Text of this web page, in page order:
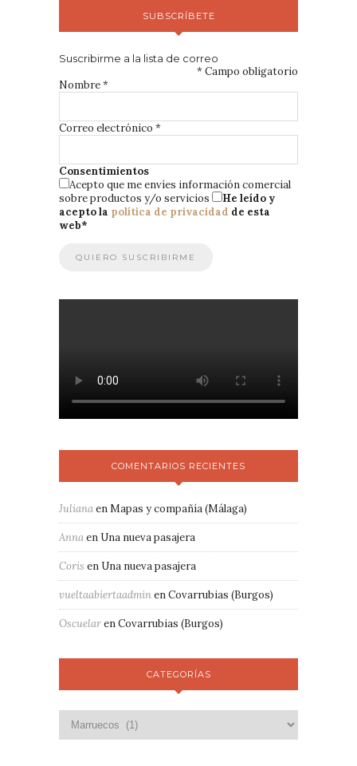
SUBSCRÍBETE
Suscribirme a la lista de correo
* Campo obligatorio
Nombre*
Correo electrónico *
Consentimientos
Acepto que me envíes información comercial
sobre productos y/o servicios
He leído y
acepto la política de privacidad de esta
web*
COMENTARIOS RECIENTES
JulianaenMapas y compañía (Málaga)
Annaen Una nueva pasajera
Coris en Una nueva pasajera
vueltaabiertaadminenCovarrubias (Burgos)
OscuelarenCovarrubias (Burgos)
CATEGORÍAS